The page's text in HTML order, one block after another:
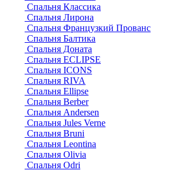
Спальня Классика
Спальня Лирона
Спальня Французкий Прованс
Спальня Балтика
Спальня Доната
Спальня ECLIPSE
Спальня ICONS
Спальня RIVA
Спальня Ellipse
Спальня Berber
Спальня Andersen
Спальня Jules Verne
Спальня Bruni
Спальня Leontina
Спальня Olivia
Спальня Odri